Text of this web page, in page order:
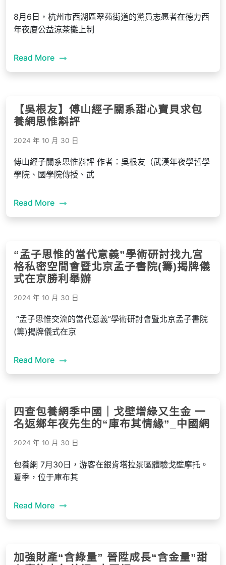
8月6日，杭州市西湖區翠苑街道的黨員志愿者在德力西
年夜廈公益涼茶攤上制
Read More
【吳根友】傅山經子關系甜心寶貝求包
養網思惟斠評
2024 年 10 月 30 日
傅山經子關系思惟斠評 作者：吳根友（武漢年夜學哲學
學院、國學院傳授、武
Read More
“孟子思惟的當代意義”學術研討找九宮
格私密空間會暨北京孟子書院(籌)揭牌儀
式在京勝利舉辦
2024 年 10 月 30 日
“孟子思惟交流的當代意義”學術研討會暨北京孟子書院
(籌)揭牌儀式在京
Read More
四查包養網季中國｜戈壁增綠又生金 一
名返鄉年夜先生的“庫布其情緣”_中國網
2024 年 10 月 30 日
包養網 7月30日，游客在銀肯塔拉景區體驗戈壁摩托。
夏季，位于庫布其
Read More
加強財產“含綠量” 晉陞成長“含金量”甜